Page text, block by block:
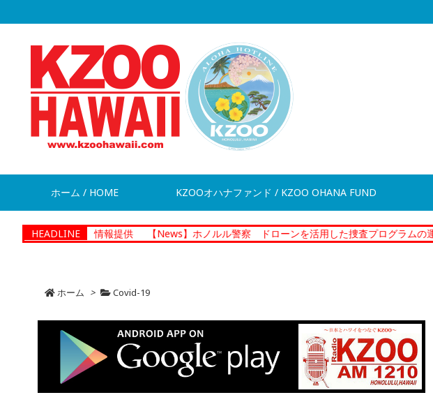
ホーム / HOME KZOOオハナファンド / KZOO OHANA FUND
HEADLINE
が脱走 情報提供 【News】ホノルル警察 ドローンを活用した捜査プログラムの運用を開始
ホーム > Covid-19